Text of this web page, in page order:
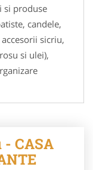
si produse
candele,
sicriu,
si ulei),
CASA